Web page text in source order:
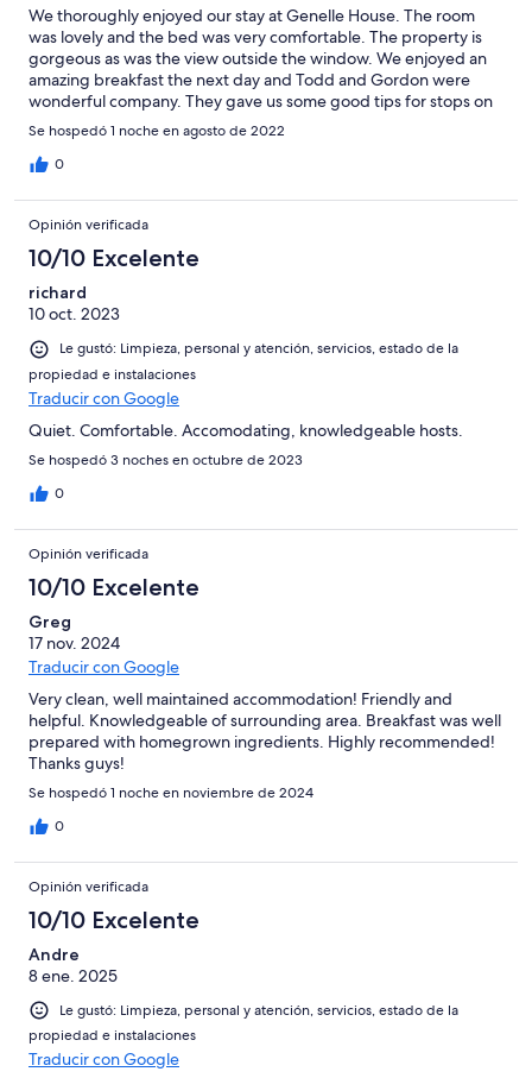
We thoroughly enjoyed our stay at Genelle House. The room
was lovely and the bed was very comfortable. The property is
gorgeous as was the view outside the window. We enjoyed an
amazing breakfast the next day and Todd and Gordon were
wonderful company. They gave us some good tips for stops on
the rest of our road trip.
Se hospedó 1 noche en agosto de 2022
0
Opinión verificada
10/10 Excelente
richard
10 oct. 2023
Le gustó: Limpieza, personal y atención, servicios, estado de la
propiedad e instalaciones
Traducir con Google
Quiet. Comfortable. Accomodating, knowledgeable hosts.
Se hospedó 3 noches en octubre de 2023
0
Opinión verificada
10/10 Excelente
Greg
17 nov. 2024
Traducir con Google
Very clean, well maintained accommodation! Friendly and
helpful. Knowledgeable of surrounding area. Breakfast was well
prepared with homegrown ingredients. Highly recommended!
Thanks guys!
Se hospedó 1 noche en noviembre de 2024
0
Opinión verificada
10/10 Excelente
Andre
8 ene. 2025
Le gustó: Limpieza, personal y atención, servicios, estado de la
propiedad e instalaciones
Traducir con Google